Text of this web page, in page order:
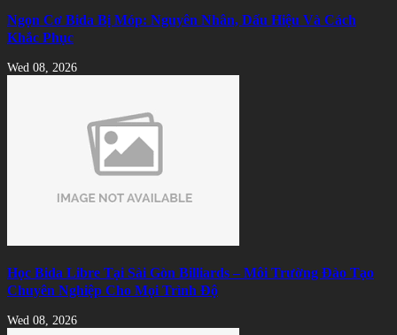
Ngọn Cơ Bida Bị Móp: Nguyên Nhân, Dấu Hiệu Và Cách
Khắc Phục
Wed 08, 2026
Học Bida Libre Tại Sài Gòn Billiards – Môi Trường Đào Tạo
Chuyên Nghiệp Cho Mọi Trình Độ
Wed 08, 2026